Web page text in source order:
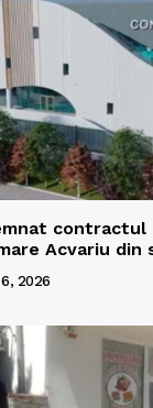
contractul
Acvariu din
2026